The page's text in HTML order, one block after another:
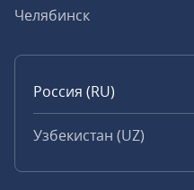
Челябинск
Россия (RU)
Узбекистан (UZ)